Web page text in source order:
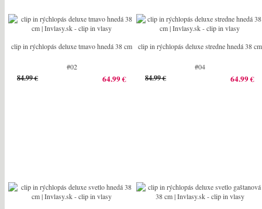
clip in rýchlopás deluxe tmavo hnedá 38 cm
#02
84.99 € 64.99 €
clip in rýchlopás deluxe stredne hnedá 38 cm
#04
84.99 € 64.99 €